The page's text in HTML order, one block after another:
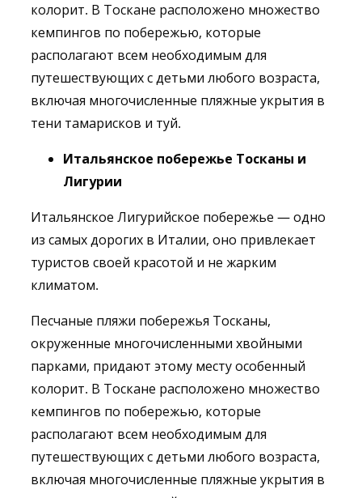
колорит. В Тоскане расположено множество
кемпингов по побережью, которые
располагают всем необходимым для
путешествующих с детьми любого возраста,
включая многочисленные пляжные укрытия в
тени тамарисков и туй.
Итальянское побережье Тосканы и
Лигурии
Итальянское Лигурийское побережье — одно
из самых дорогих в Италии, оно привлекает
туристов своей красотой и не жарким
климатом.
Песчаные пляжи побережья Тосканы,
окруженные многочисленными хвойными
парками, придают этому месту особенный
колорит. В Тоскане расположено множество
кемпингов по побережью, которые
располагают всем необходимым для
путешествующих с детьми любого возраста,
включая многочисленные пляжные укрытия в